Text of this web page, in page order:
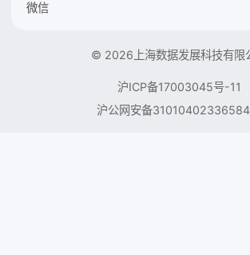
微信
© 2026上海数据发展科技有限
沪ICP备17003045号-11
沪公网安备